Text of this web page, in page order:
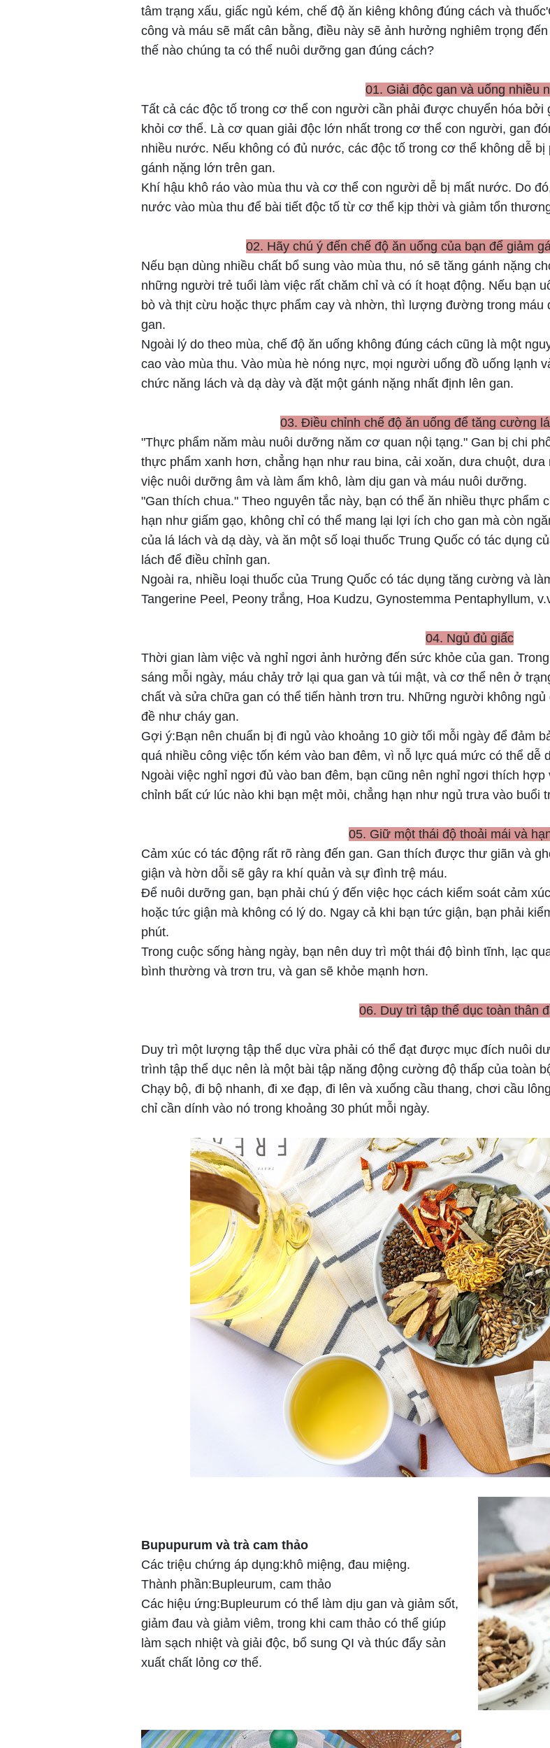
tâm trạng xấu, giấc ngủ kém, chế độ ăn kiêng không đúng cách và
công và máu sẽ mất cân bằng, điều này sẽ ảnh hưởng nghiêm trọng
thế nào chúng ta có thể nuôi dưỡng gan đúng cách?
01. Giải độc gan và uống nhiều
Tất cả các độc tố trong cơ thể con người cần phải được chuyển hóa
khỏi cơ thể. Là cơ quan giải độc lớn nhất trong cơ thể con người, gan
nhiều nước. Nếu không có đủ nước, các độc tố trong cơ thể không dễ
gánh nặng lớn trên gan.
Khí hậu khô ráo vào mùa thu và cơ thể con người dễ bị mất nước. Do
nước vào mùa thu để bài tiết độc tố từ cơ thể kịp thời và giảm tổn
02. Hãy chú ý đến chế độ ăn uống của bạn để giảm
Nếu bạn dùng nhiều chất bổ sung vào mùa thu, nó sẽ tăng gánh nặng
những người trẻ tuổi làm việc rất chăm chỉ và có ít hoạt động. Nếu bạn
bò và thịt cừu hoặc thực phẩm cay và nhờn, thì lượng đường trong máu
gan.
Ngoài lý do theo mùa, chế độ ăn uống không đúng cách cũng là một
cao vào mùa thu. Vào mùa hè nóng nực, mọi người uống đồ uống lạnh
chức năng lách và dạ dày và đặt một gánh nặng nhất định lên gan.
03. Điều chỉnh chế độ ăn uống để tăng cường
"Thực phẩm năm màu nuôi dưỡng năm cơ quan nội tạng." Gan bị chi
thực phẩm xanh hơn, chẳng hạn như rau bina, cải xoăn, dưa chuột,
việc nuôi dưỡng âm và làm ẩm khô, làm dịu gan và máu nuôi dưỡng.
"Gan thích chua." Theo nguyên tắc này, bạn có thể ăn nhiều thực phẩm
hạn như giấm gạo, không chỉ có thể mang lại lợi ích cho gan mà còn
của lá lách và dạ dày, và ăn một số loại thuốc Trung Quốc có tác dụng
lách để điều chỉnh gan.
Ngoài ra, nhiều loại thuốc của Trung Quốc có tác dụng tăng cường và
Tangerine Peel, Peony trắng, Hoa Kudzu, Gynostemma Pentaphyllum,
04. Ngủ đủ giấc
Thời gian làm việc và nghỉ ngơi ảnh hưởng đến sức khỏe của gan.
sáng mỗi ngày, máu chảy trở lại qua gan và túi mật, và cơ thể nên ở
chất và sửa chữa gan có thể tiến hành trơn tru. Những người không
đề như cháy gan.
Gợi ý:Bạn nên chuẩn bị đi ngủ vào khoảng 10 giờ tối mỗi ngày để đảm
quá nhiều công việc tốn kém vào ban đêm, vì nỗ lực quá mức có thể
Ngoài việc nghỉ ngơi đủ vào ban đêm, bạn cũng nên nghỉ ngơi thích
chỉnh bất cứ lúc nào khi bạn mệt mỏi, chẳng hạn như ngủ trưa vào buổi
05. Giữ một thái độ thoải mái và
Cảm xúc có tác động rất rõ ràng đến gan. Gan thích được thư giãn và
giận và hờn dỗi sẽ gây ra khí quản và sự đình trệ máu.
Để nuôi dưỡng gan, bạn phải chú ý đến việc học cách kiểm soát cảm
hoặc tức giận mà không có lý do. Ngay cả khi bạn tức giận, bạn phải
phút.
Trong cuộc sống hàng ngày, bạn nên duy trì một thái độ bình tĩnh, lạc
bình thường và trơn tru, và gan sẽ khỏe mạnh hơn.
06. Duy trì tập thể dục toàn thân
Duy trì một lượng tập thể dục vừa phải có thể đạt được mục đích nuôi
trình tập thể dục nên là một bài tập năng động cường độ thấp của toàn
Chạy bộ, đi bộ nhanh, đi xe đạp, đi lên và xuống cầu thang, chơi cầu
chỉ cần dính vào nó trong khoảng 30 phút mỗi ngày.
Bupupurum và trà cam thảo
Các triệu chứng áp dụng:khô miệng, đau miệng.
Thành phần:Bupleurum, cam thảo
Các hiệu ứng:Bupleurum có thể làm dịu gan và giảm sốt,
giảm đau và giảm viêm, trong khi cam thảo có thể giúp
làm sạch nhiệt và giải độc, bổ sung QI và thúc đẩy sản
xuất chất lỏng cơ thể.